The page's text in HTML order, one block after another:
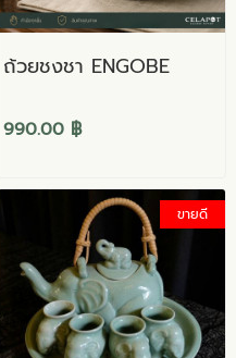
ถ้วยชงชา ENGOBE
990.00 ฿
ขายดี